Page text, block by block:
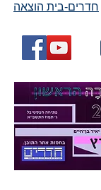
חדרים-בית הוצאה